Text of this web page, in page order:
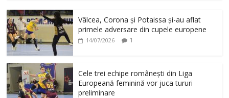
Vâlcea, Corona și Potaissa și-au aflat
primele adversare din cupele europene
14/07/2026 1
Cele trei echipe românești din Liga
Europeană feminină vor juca tururi
preliminare